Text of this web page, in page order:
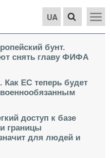
UA
бунт.
снять главу ФИФА
ЕС теперь будет
доступ к базе
границы
для людей и